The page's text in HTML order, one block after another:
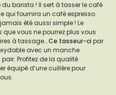
barista ! Il sert à tasser le café
qui fournira un café espresso
été aussi simple ! Le
que vous ne pourrez plus vous
à tassage…Ce tasseur-ci par
avec un manche
Profitez de la qualité
équipé d’une cuillère pour